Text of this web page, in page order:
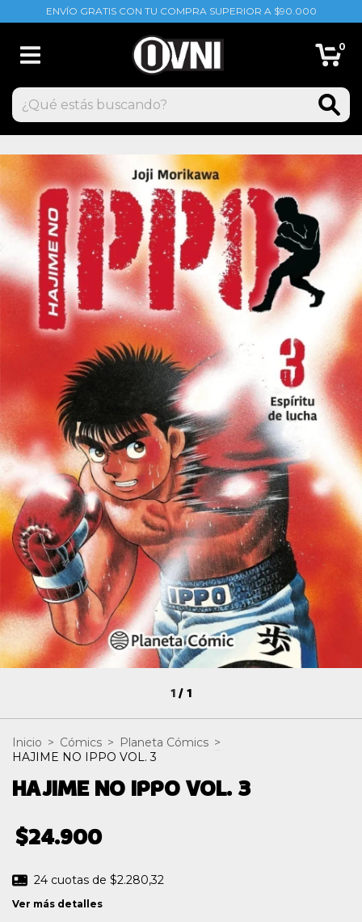
ENVÍO GRATIS CON TU COMPRA SUPERIOR A $90.000
0
1/1
Inicio > Cómics > Planeta Cómics >
HAJIME NO IPPO VOL. 3
HAJIME NO IPPO VOL. 3
$24.900
24 cuotas de $2.280,32
Ver más detalles